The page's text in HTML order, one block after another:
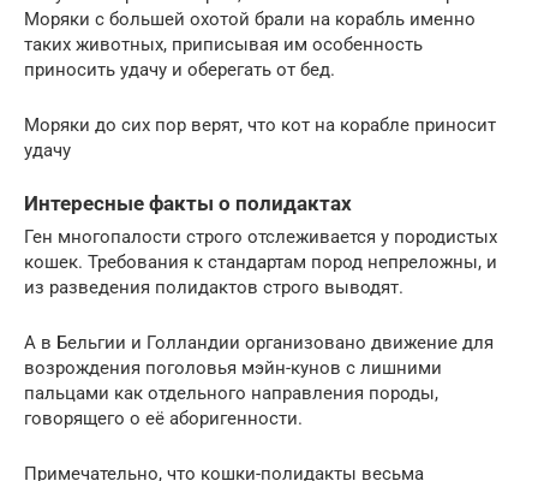
Моряки с большей охотой брали на корабль именно
таких животных, приписывая им особенность
приносить удачу и оберегать от бед.
Моряки до сих пор верят, что кот на корабле приносит
удачу
Интересные факты о полидактах
Ген многопалости строго отслеживается у породистых
кошек. Требования к стандартам пород непреложны, и
из разведения полидактов строго выводят.
А в Бельгии и Голландии организовано движение для
возрождения поголовья мэйн-кунов с лишними
пальцами как отдельного направления породы,
говорящего о её аборигенности.
Примечательно, что кошки-полидакты весьма